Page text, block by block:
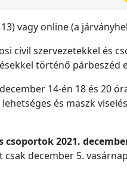
vagy online (a
civil szervezetekkel és
történő párbeszéd
14-én 18 és 20
és maszk
2021.
december 5.